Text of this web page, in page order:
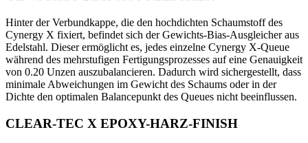
Hinter der Verbundkappe, die den hochdichten Schaumstoff des
Cynergy X fixiert, befindet sich der Gewichts-Bias-Ausgleicher aus
Edelstahl. Dieser ermöglicht es, jedes einzelne Cynergy X-Queue
während des mehrstufigen Fertigungsprozesses auf eine Genauigkeit
von 0.20 Unzen auszubalancieren. Dadurch wird sichergestellt, dass
minimale Abweichungen im Gewicht des Schaums oder in der
Dichte den optimalen Balancepunkt des Queues nicht beeinflussen.
CLEAR-TEC X EPOXY-HARZ-FINISH